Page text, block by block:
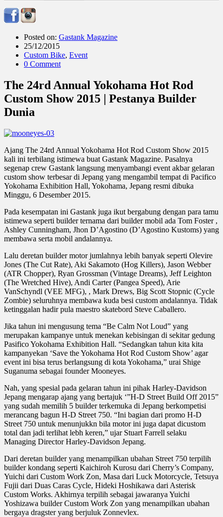
Posted on: Gastank Magazine
25/12/2015
Custom Bike, Event
0 Comment
The 24rd Annual Yokohama Hot Rod
Custom Show 2015 | Pestanya Builder
Dunia
Ajang The 24rd Annual Yokohama Hot Rod Custom Show 2015
kali ini terbilang istimewa buat Gastank Magazine. Pasalnya
segenap crew Gastank langsung menyambangi event akbar gelaran
custom show terbesar di Jepang yang mengambil tempat di Pacifico
Yokohama Exhibition Hall, Yokohama, Jepang resmi dibuka
Minggu, 6 Desember 2015.
Pada kesempatan ini Gastank juga ikut bergabung dengan para tamu
istimewa seperti builder ternama dari builder mobil ada Tom Foster ,
Ashley Cunningham, Jhon D’Agostino (D’Agostino Kustoms) yang
membawa serta mobil andalannya.
Lalu deretan builder motor jumlahnya lebih banyak seperti Olevire
Jones (The Cut Rate), Aki Sakamoto (Hog Killers), Jason Webber
(ATR Chopper), Ryan Grossman (Vintage Dreams), Jeff Leighton
(The Wretched Hive), Andi Carter (Pangea Speed), Arie
VanSchyndl (VEE MFG), , Mark Drews, Big Scott Stopnic (Cycle
Zombie) seluruhnya membawa kuda besi custom andalannya. Tidak
ketinggalan hadir pula maestro skatebord Steve Caballero.
Jika tahun ini mengusung tema “Be Calm Not Loud” yang
merupakan kampanye untuk menekan kebisingan di sekitar gedung
Pasifico Yokohama Exhibition Hall. “Sedangkan tahun kita kita
kampanyekan ‘Save the Yokohama Hot Rod Custom Show’ agar
event ini bisa terus berlangsung di kota Yokohama,” urai Shige
Suganuma sebagai founder Mooneyes.
Nah, yang spesial pada gelaran tahun ini pihak Harley-Davidson
Jepang mengarap ajang yang bertajuk ‘”H-D Street Build Off 2015”
yang sudah memilih 5 builder terkemuka di Jepang berkompetisi
merancang bagun H-D Street 750. “Ini bagian dari promo H-D
Street 750 untuk menunjukkn bila motor ini juga dapat dicustom
total dan jadi terlihat lebh keren,” ujar Stuart Farrell selaku
Managing Director Harley-Davidson Jepang.
Dari deretan builder yang menampilkan ubahan Street 750 terpilih
builder kondang seperti Kaichiroh Kurosu dari Cherry’s Company,
Yuichi dari Custom Work Zon, Masa dari Luck Motorcycle, Tetsuya
Fujii dari Duas Caras Cycle, Hideki Hoshikawa dari Asterisk
Custom Works. Akhirnya terpilih sebagai jawaranya Yuichi
Yoshizawa builder Custom Work Zon yang menampilkan ubahan
bergaya dragster yang berjuluk Zonnevlex.